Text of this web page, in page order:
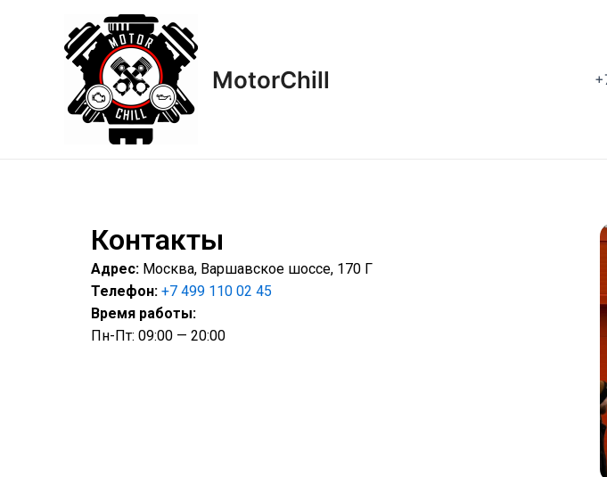
содержимому
MotorСhill
Контакты
Адрес: Москва, Варшавское шоссе, 170 Г
Телефон: +7 499 110 02 45
Время работы:
Пн-Пт: 09:00 — 20:00